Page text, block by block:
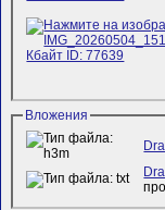
Вложения